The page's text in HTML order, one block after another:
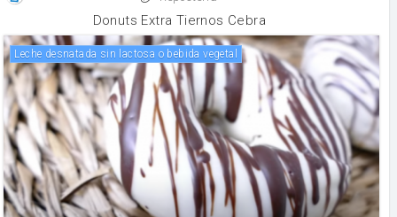
Donuts Extra Tiernos Cebra
Leche desnatada sin lactosa o bebida vegetal